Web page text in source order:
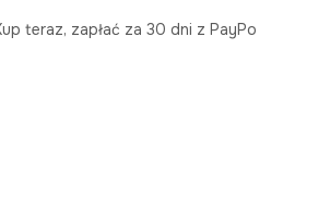
teraz, zapłać za 30 dni z PayPo